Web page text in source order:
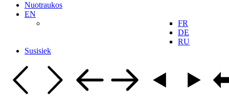
Nuotraukos
EN
FR
DE
RU
Susisiek